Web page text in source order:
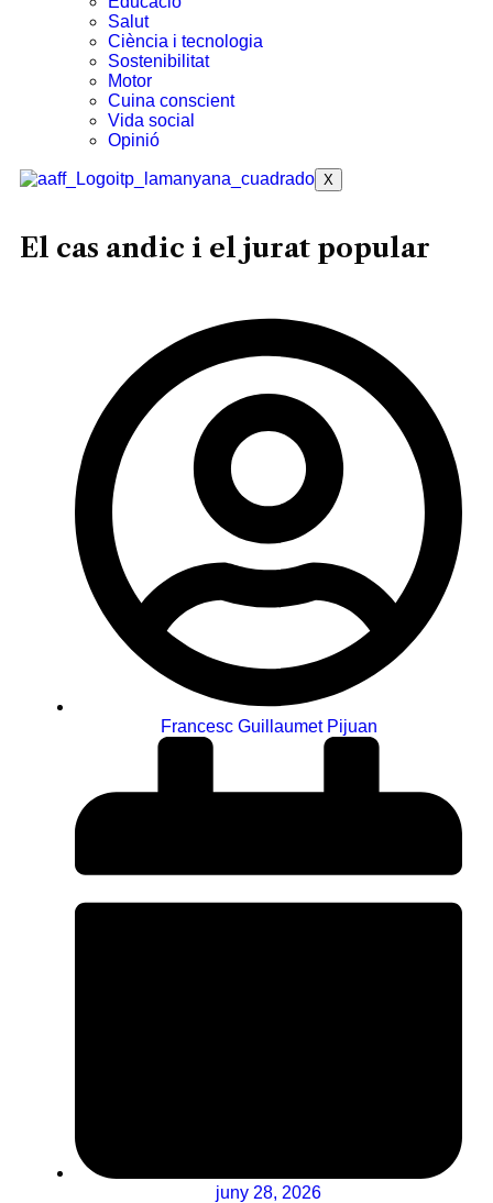
Salut
Ciència i tecnologia
Sostenibilitat
Motor
Cuina conscient
Vida social
Opinió
X
El cas andic i el jurat popular
Francesc Guillaumet Pijuan
juny 28, 2026